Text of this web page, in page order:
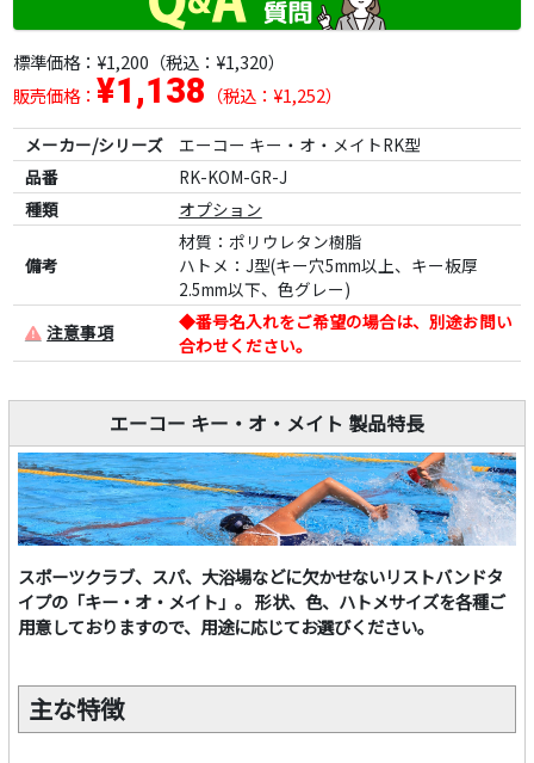
標準価格： ¥1,200 （税込：¥1,320）
販売価格： ¥1,138 （税込：¥1,252）
メーカー/シリーズ
エーコー キー・オ・メイトRK型
品番
RK-KOM-GR-J
種類
オプション
備考
材質：ポリウレタン樹脂
ハトメ：J型(キー穴5mm以上、キー板厚
2.5mm以下、色グレー)
注意事項
◆番号名入れをご希望の場合は、別途お問い
合わせください。
エーコー キー・オ・メイト 製品特長
スポーツクラブ、スパ、大浴場などに欠かせないリストバンドタ
イプの「キー・オ・メイト」。 形状、色、ハトメサイズを各種ご
用意しておりますので、用途に応じてお選びください。
主な特徴